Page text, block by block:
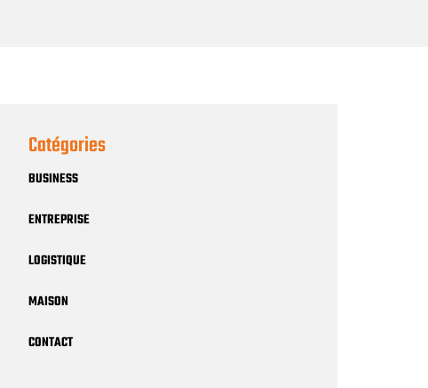
Catégories
BUSINESS
ENTREPRISE
LOGISTIQUE
MAISON
CONTACT